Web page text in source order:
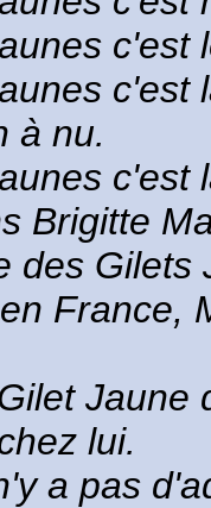
c'est
c'est
à nu.
c'est
Brigitte
des Gilets
France,
Jaune
lui.
a pas